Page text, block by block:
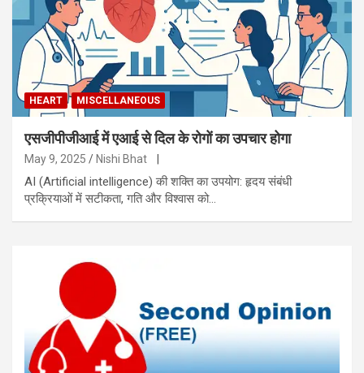
HEART MISCELLANEOUS
एसजीपीजीआई में एआई से दिल के रोगों का उपचार होगा
May 9, 2025 Nishi Bhat
AI (Artificial intelligence) की शक्ति का उपयोग: हृदय संबंधी
प्रक्रियाओं में सटीकता, गति और विश्वास को…